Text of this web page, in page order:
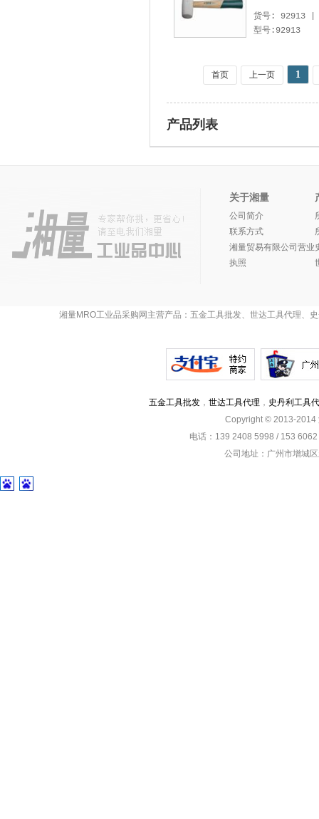
型号:92913
首页 上一页 1
产品列表
关于湘量
公司简介
联系方式
湘量贸易有限公司营业
执照
湘量MRO工业品采购网主营产品：五金工具批发、世达工具代理、
五金工具批发 ， 世达工具代理 ， 史丹利工具
Copyright © 2013-2014
电话：139 2408 5998 / 153
公司地址：广州市增城